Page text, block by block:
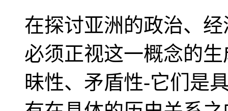
在探讨亚洲的政治、
必须正视这一概念的
昧性、矛盾性-它们是